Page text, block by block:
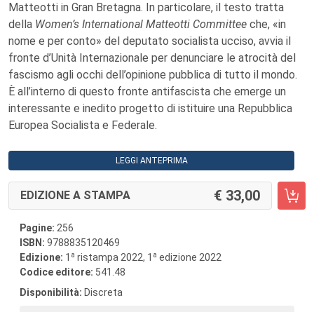
Matteotti in Gran Bretagna. In particolare, il testo tratta
della Women’s International Matteotti Committee che, «in
nome e per conto» del deputato socialista ucciso, avvia il
fronte d’Unità Internazionale per denunciare le atrocità del
fascismo agli occhi dell’opinione pubblica di tutto il mondo.
È all’interno di questo fronte antifascista che emerge un
interessante e inedito progetto di istituire una Repubblica
Europea Socialista e Federale.
LEGGI ANTEPRIMA
EDIZIONE A STAMPA 33,00
Pagine: 256
ISBN: 9788835120469
Edizione: 1 a ristampa 2022, 1 a edizione 2022
Codice editore: 541.48
Disponibilità: Discreta